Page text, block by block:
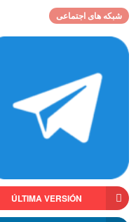
شبکه های اجتماعی
ÚLTIMA VERSIÓN